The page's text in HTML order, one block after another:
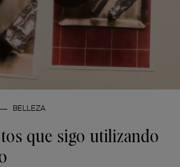
BELLEZA
que sigo utilizando